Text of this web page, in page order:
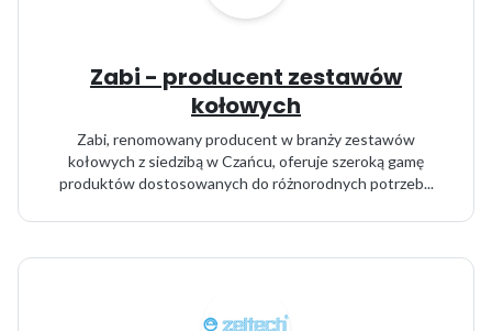
Zabi - producent zestawów
kołowych
Zabi, renomowany producent w branży zestawów
kołowych z siedzibą w Czańcu, oferuje szeroką gamę
produktów dostosowanych do różnorodnych potrzeb...